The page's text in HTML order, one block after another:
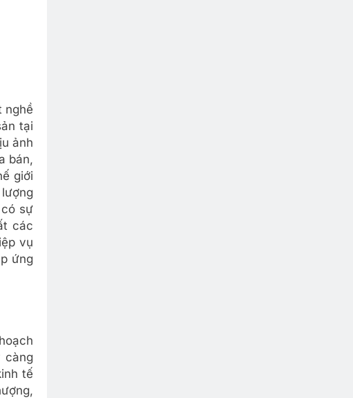
nghề
tại
ảnh
bán,
giới
sự
các
vụ
ứng
càng
tế